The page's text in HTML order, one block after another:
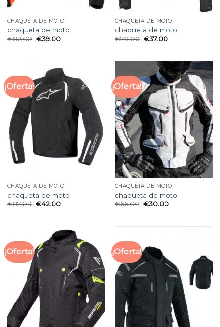
CHAQUETA DE MOTO
chaqueta de moto
€82.00 €39.00
CHAQUETA DE MOTO
chaqueta de moto
€78.00 €37.00
¡Oferta!
CHAQUETA DE MOTO
chaqueta de moto
€87.00 €42.00
¡Oferta!
CHAQUETA DE MOTO
chaqueta de moto
€66.00 €30.00
¡Oferta! ¡Oferta!